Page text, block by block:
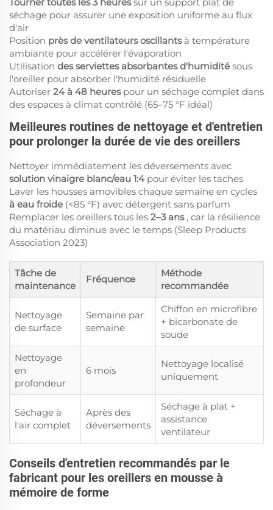
séchage pour assurer une exposition uniforme au flux
d'air
Position près de ventilateurs oscillants à température
ambiante pour accélérer l'évaporation
Utilisation des serviettes absorbantes d'humidité sous
l'oreiller pour absorber l'humidité résiduelle
Autoriser 24 à 48 heures pour un séchage complet dans
des espaces à climat contrôlé (65–75 °F idéal)
Meilleures routines de nettoyage et d'entretien
pour prolonger la durée de vie des oreillers
Nettoyer immédiatement les déversements avec
solution vinaigre blanc/eau 1:4 pour éviter les taches
Laver les housses amovibles chaque semaine en cycles
à eau froide (<85 °F) avec détergent sans parfum
Remplacer les oreillers tous les 2–3 ans , car la résilience
du matériau diminue avec le temps (Sleep Products
Association 2023)
Tâche de
maintenance
Fréquence
Méthode
recommandée
Nettoyage
de surface
Semaine par
semaine
Chiffon en microfibre
+ bicarbonate de
soude
Nettoyage
en
profondeur
6 mois
Nettoyage localisé
uniquement
Séchage à
l'air complet
Après des
déversements
Séchage à plat +
assistance
ventilateur
Conseils d'entretien recommandés par le
fabricant pour les oreillers en mousse à
mémoire de forme